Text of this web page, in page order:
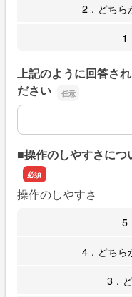
2．どちら
1
上記のように回答さ
ださい
上記のように回答さ
■操作のしやすさに
操作のしやすさ
5
4．どちら
3．